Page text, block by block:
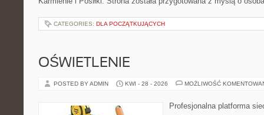
CATEGORIES: DLA POCZĄTKUJĄCYCH
OŚWIETLENIE
POSTED BY ADMIN KWI - 28 - 2026 MOŻLIWOŚĆ
Profesjonalna platforma